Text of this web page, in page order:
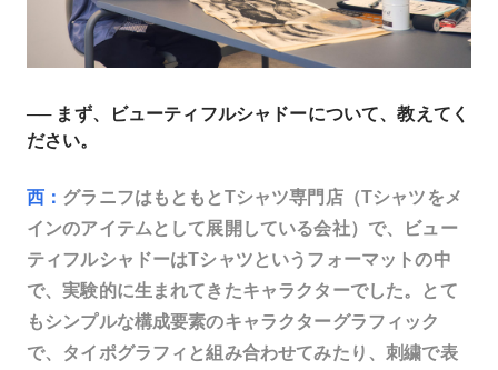
── まず、ビューティフルシャドーについて、教えてく
ださい。
西： グラニフはもともとTシャツ専門店（Tシャツをメ
インのアイテムとして展開している会社）で、ビュー
ティフルシャドーはTシャツというフォーマットの中
で、実験的に生まれてきたキャラクターでした。とて
もシンプルな構成要素のキャラクターグラフィック
で、タイポグラフィと組み合わせてみたり、刺繍で表